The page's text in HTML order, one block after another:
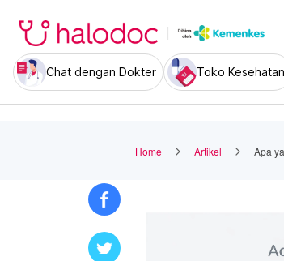
Chat dengan Dokter Toko Kesehatan
Home Artikel Apa